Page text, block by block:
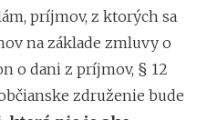
príjmov, z ktorých sa
na základe zmluvy o
o dani z príjmov, § 12
združenie bude